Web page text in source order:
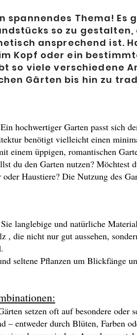
Thema! Es
so zu gestalten,
ansprechend ist.
Kopf oder ein
so viele verschiedene
Gärten bis hin zu
hochwertiger Garten passt sich
benötigt vielleicht einen
einem üppigen, romantischen
du den Garten nutzen? Möchtest
Haustiere? Die Nutzung des
langlebige und natürliche
, die nicht nur gut aussehen,
seltene Pflanzen um Blickfänge
setzen oft auf besondere oder
– entweder durch Blüten, Farben